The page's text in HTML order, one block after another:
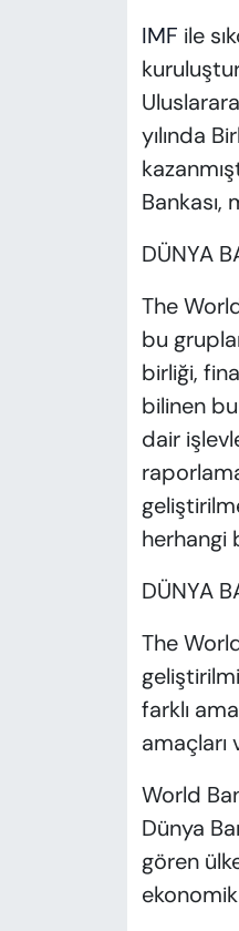
IMF ile
yılında
Bankası,
DÜNYA
The
bu
birliği,
bilinen
dair
herhangi
DÜNYA
The
farklı
amaçları
World
Dünya
gören